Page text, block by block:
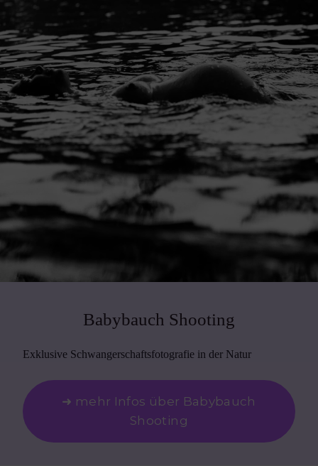
Babybauch Shooting
Exklusive Schwangerschaftsfotografie in der Natur
➜ mehr Infos über Babybauch
Shooting